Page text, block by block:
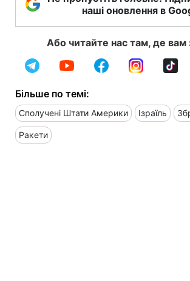
наші оновлення в
Або читайте нас там, де вам
Більше по темі:
Сполучені Штати Америки Ізраїль
Ракети